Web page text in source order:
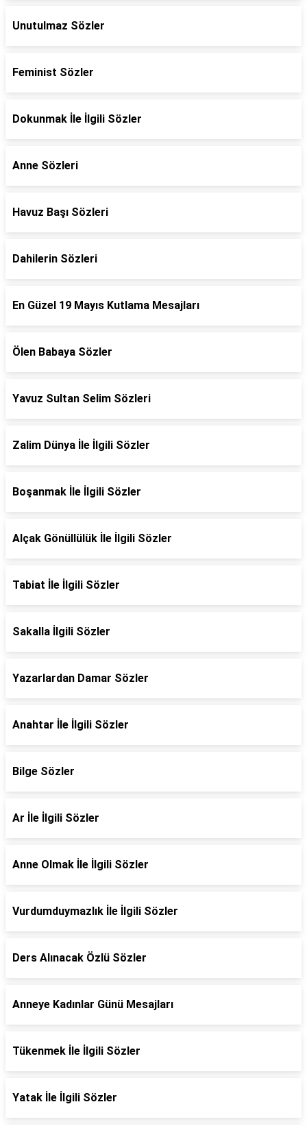
Unutulmaz Sözler
Feminist Sözler
Dokunmak İle İlgili Sözler
Anne Sözleri
Havuz Başı Sözleri
Dahilerin Sözleri
En Güzel 19 Mayıs Kutlama Mesajları
Ölen Babaya Sözler
Yavuz Sultan Selim Sözleri
Zalim Dünya İle İlgili Sözler
Boşanmak İle İlgili Sözler
Alçak Gönüllülük İle İlgili Sözler
Tabiat İle İlgili Sözler
Sakalla İlgili Sözler
Yazarlardan Damar Sözler
Anahtar İle İlgili Sözler
Bilge Sözler
Ar İle İlgili Sözler
Anne Olmak İle İlgili Sözler
Vurdumduymazlık İle İlgili Sözler
Ders Alınacak Özlü Sözler
Anneye Kadınlar Günü Mesajları
Tükenmek İle İlgili Sözler
Yatak İle İlgili Sözler